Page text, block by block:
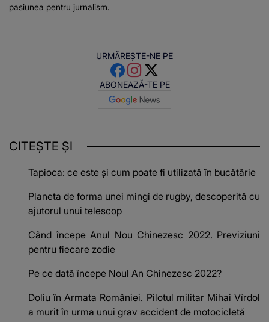
pasiunea pentru jurnalism.
URMĂREȘTE-NE PE
ABONEAZĂ-TE PE
CITEȘTE ȘI
Tapioca: ce este și cum poate fi utilizată în bucătărie
Planeta de forma unei mingi de rugby, descoperită cu
ajutorul unui telescop
Când începe Anul Nou Chinezesc 2022. Previziuni
pentru fiecare zodie
Pe ce dată începe Noul An Chinezesc 2022?
Doliu în Armata României. Pilotul militar Mihai Vîrdol
a murit în urma unui grav accident de motocicletă